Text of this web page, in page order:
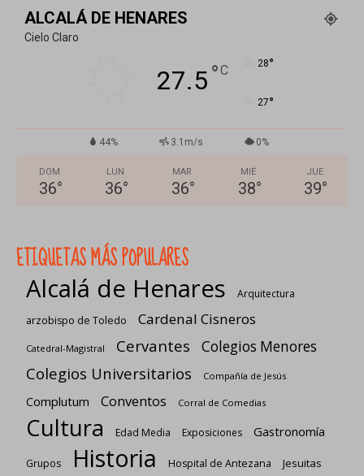
ALCALÁ DE HENARES
Cielo Claro
27.5°C 28°
27°
44% 3.1m/s 0%
DOM
36°
LUN
36°
MAR
36°
MIÉ
38°
JUE
39°
ETIQUETAS MÁS POPULARES
Alcalá de Henares
Arquitectura
arzobispo de Toledo
Cardenal Cisneros
Catedral-Magistral Cervantes Colegios Menores
Colegios Universitarios Compañía de Jesús
Complutum Conventos Corral de Comedias
Cultura Edad Media Exposiciones Gastronomía
Grupos Historia Hospital de Antezana Jesuitas